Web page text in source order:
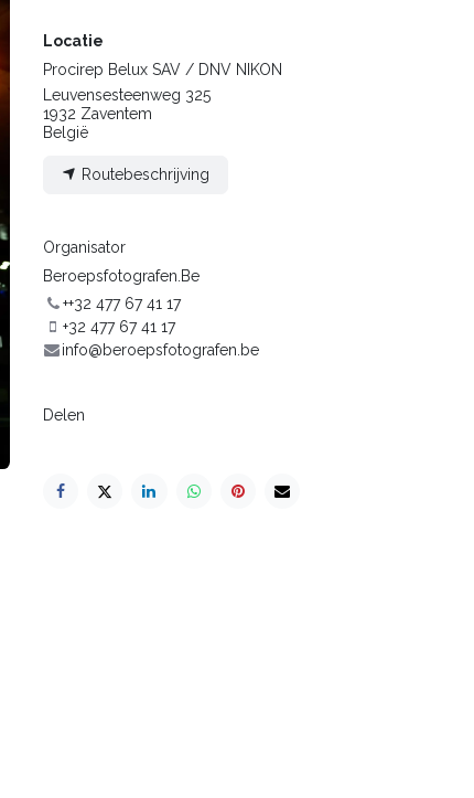
Locatie
Procirep Belux SAV / DNV NIKON
Leuvensesteenweg 325
1932 Zaventem
België
Routebeschrijving
Organisator
Beroepsfotografen.Be
++32 477 67 41 17
+32 477 67 41 17
info@beroepsfotografen.be
Delen